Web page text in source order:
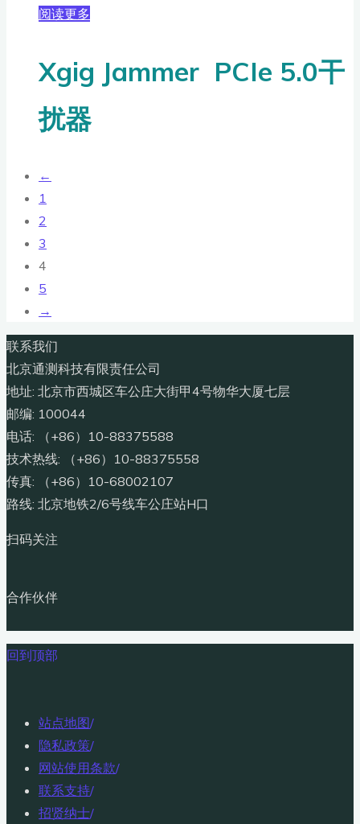
阅读更多
Xgig Jammer PCIe 5.0干
扰器
←
1
2
3
4
5
→
联系我们
北京通测科技有限责任公司
地址: 北京市西城区车公庄大街甲4号物华大厦七层
邮编: 100044
电话: （+86）10-88375588
技术热线: （+86）10-88375558
传真: （+86）10-68002107
路线: 北京地铁2/6号线车公庄站H口
扫码关注
合作伙伴
回到顶部
站点地图/
隐私政策/
网站使用条款/
联系支持/
招贤纳士/